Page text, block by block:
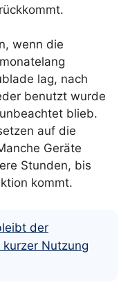
wenn die
lag, nach
benutzt wurde
blieb.
auf die
Geräte
Stunden, bis
kommt.
der
Nutzung